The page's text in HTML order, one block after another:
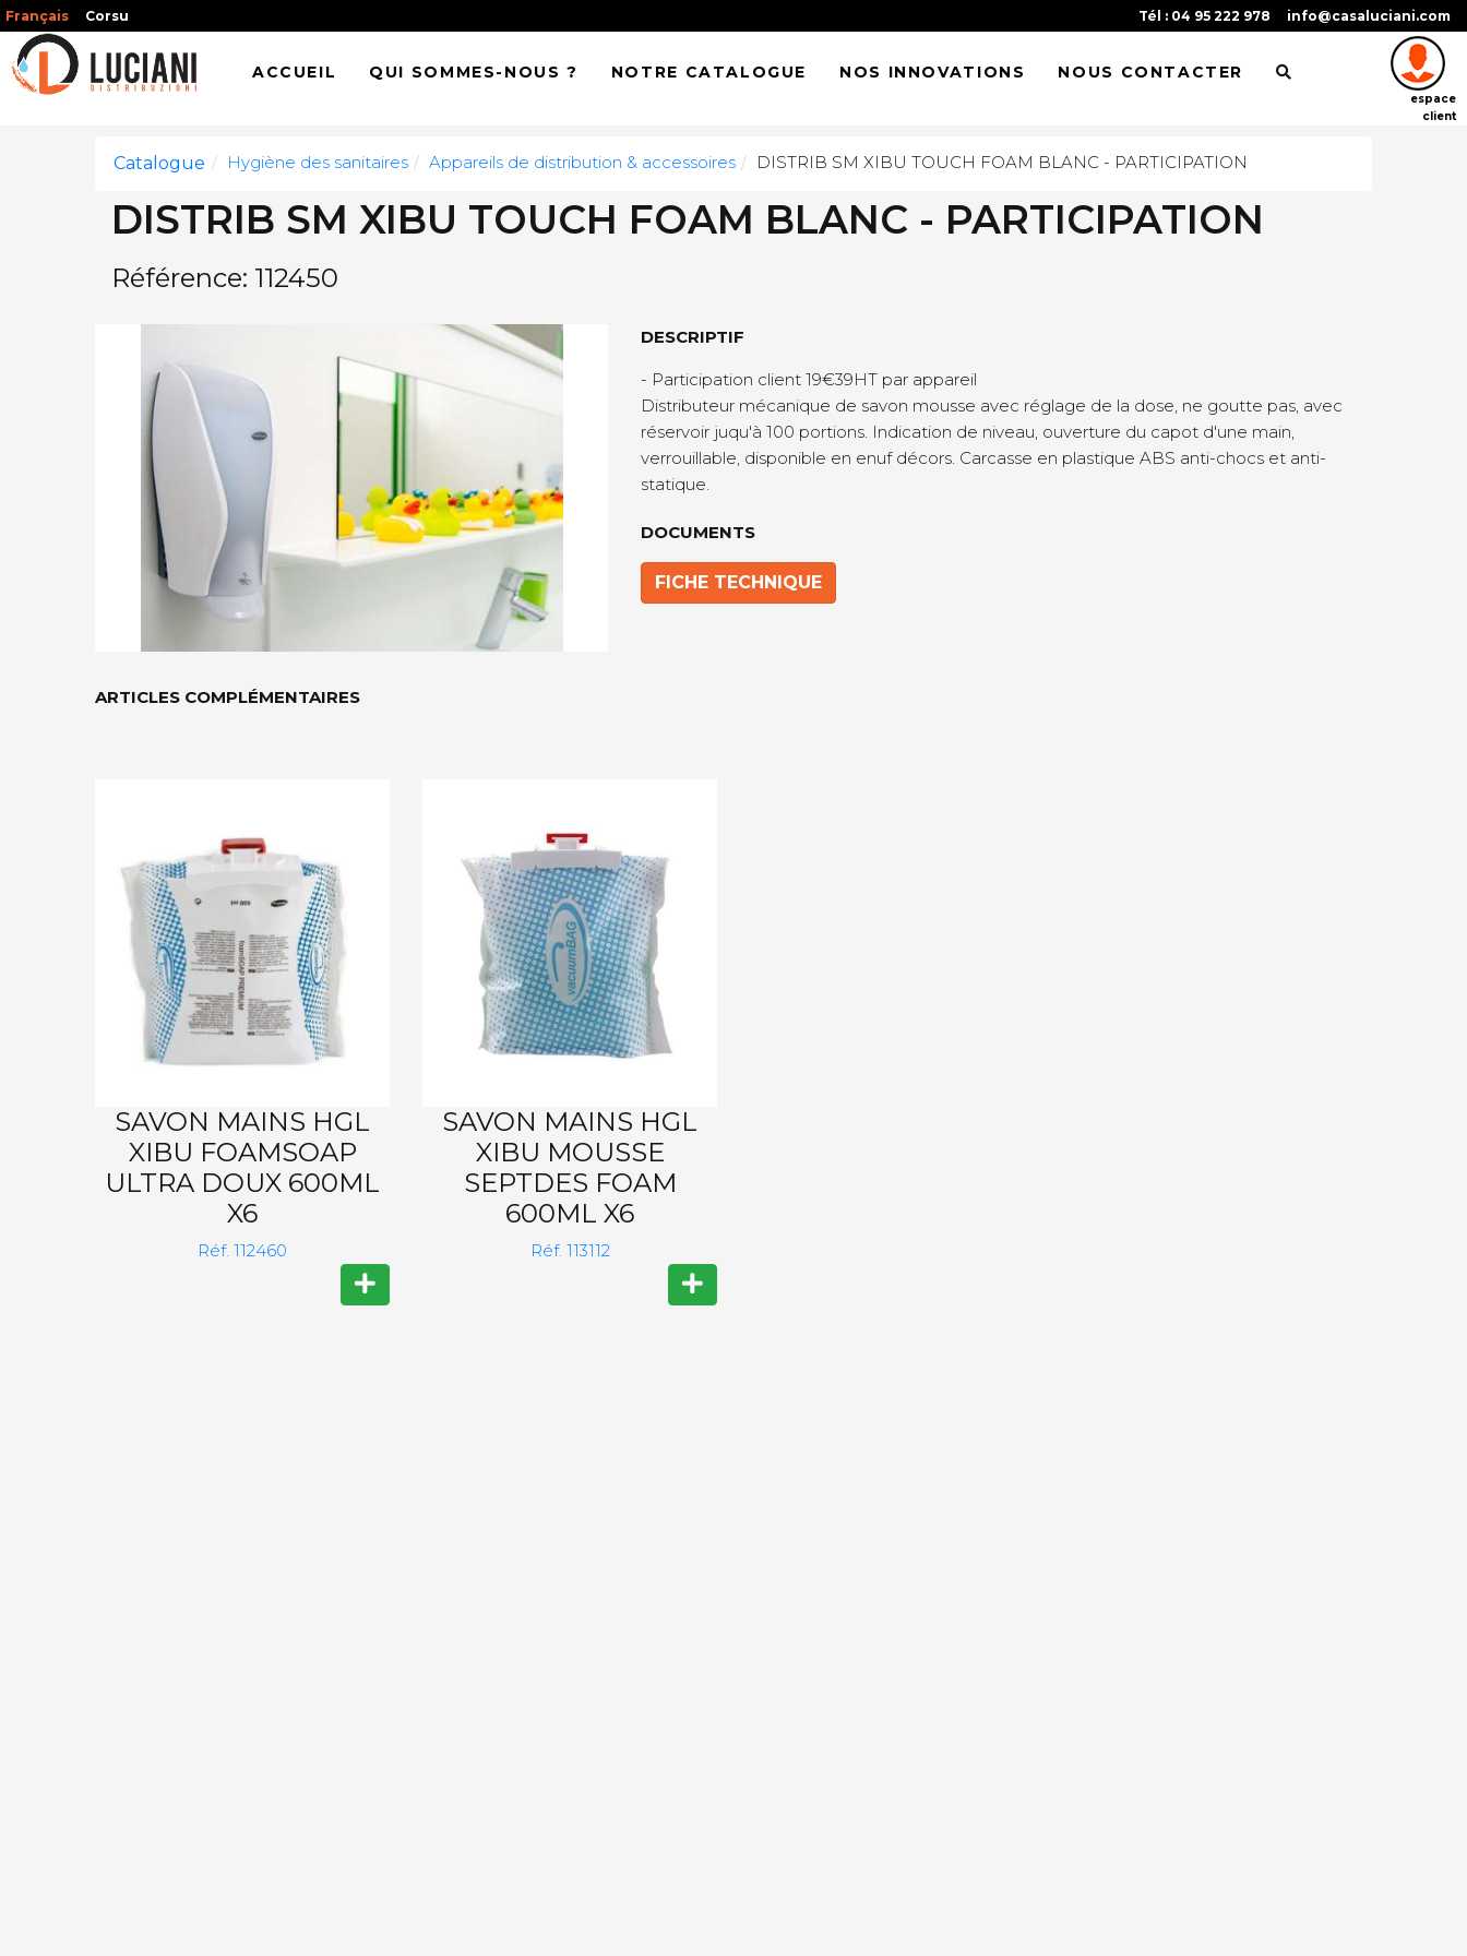
Français Corsu Tél : 04 95 222 978 info@casaluciani.com
ACCUEIL QUI SOMMES-NOUS ? NOTRE CATALOGUE NOS INNOVATIONS NOUS CONTACTER
espace
client
Catalogue Hygiène des sanitaires Appareils de distribution & accessoires DISTRIB SM XIBU TOUCH FOAM BLANC - PARTICIPATION
DISTRIB SM XIBU TOUCH FOAM BLANC - PARTICIPATION
Référence: 112450
DESCRIPTIF
- Participation client 19€39HT par appareil
Distributeur mécanique de savon mousse avec réglage de la dose, ne goutte pas, avec
réservoir juqu'à 100 portions. Indication de niveau, ouverture du capot d'une main,
verrouillable, disponible en enuf décors. Carcasse en plastique ABS anti-chocs et anti-
statique.
DOCUMENTS
FICHE TECHNIQUE
ARTICLES COMPLÉMENTAIRES
SAVON MAINS HGL
XIBU FOAMSOAP
ULTRA DOUX 600ML
X6
Réf. 112460
SAVON MAINS HGL
XIBU MOUSSE
SEPTDES FOAM
600ML X6
Réf. 113112